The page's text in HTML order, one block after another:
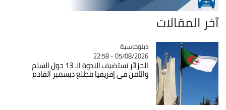
آخر المقالات
Catégorie
دبلوماسية
05/08/2026 - 22:58
الجزائر تستضيف الندوة الـ 13 حول السلم
والأمن في إفريقيا مطلع ديسمبر القادم